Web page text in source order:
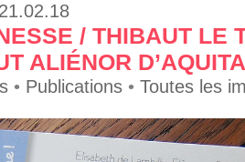
/ THIBAUT LE
ALIÉNOR
• Publications • Toutes les